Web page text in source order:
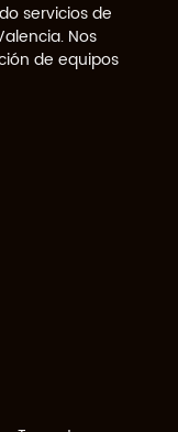
servicios de
Nos
de equipos